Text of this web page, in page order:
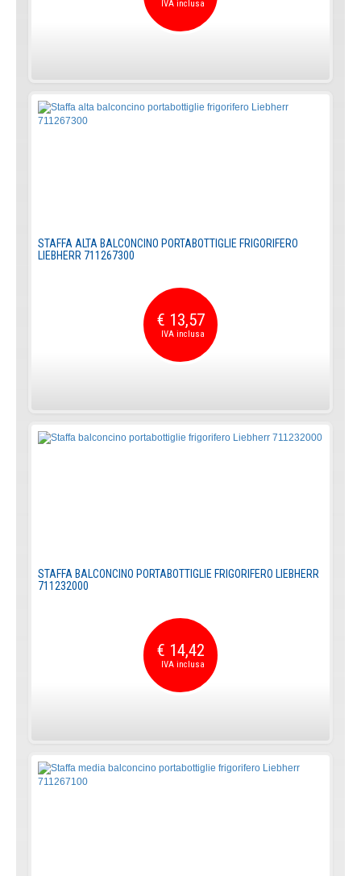
STAFFA ALTA BALCONCINO PORTABOTTIGLIE FRIGORIFERO
LIEBHERR 711267300
€ 13,57
STAFFA BALCONCINO PORTABOTTIGLIE FRIGORIFERO LIEBHERR
711232000
€ 14,42